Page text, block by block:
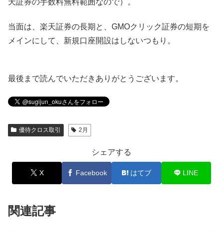
当面は、楽天証券の長期と、GMOクリック証券の短期を
メインにして、新規口座開設はしないつもり。
最後まで読んでいただきありがとうございます。
優待クロス取引 2月
シェアする
X Facebook はてブ LINE
関連記事